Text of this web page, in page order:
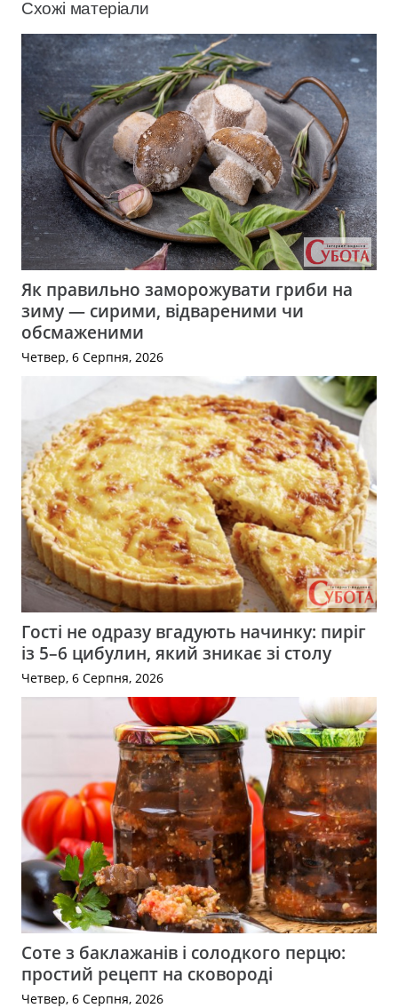
Схожі матеріали
Як правильно заморожувати гриби на
зиму — сирими, відвареними чи
обсмаженими
Четвер, 6 Серпня, 2026
Гості не одразу вгадують начинку: пиріг
із 5–6 цибулин, який зникає зі столу
Четвер, 6 Серпня, 2026
Соте з баклажанів і солодкого перцю:
простий рецепт на сковороді
Четвер, 6 Серпня, 2026